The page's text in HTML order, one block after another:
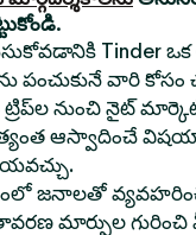
Tinder
పంచుకునే వారి కోసం
ట్రిప్‌ల నుంచి నైట్
ఆస్వాదించే
జనాలతో
మార్పుల గురించి